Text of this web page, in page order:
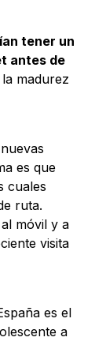
tener un
antes de
madurez
es que
cuales
ruta.
móvil y a
visita
es el
a